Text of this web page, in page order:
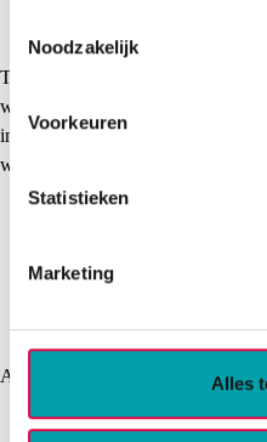
Noodzakelijk
Voorkeuren
Statistieken
Marketing
Alles
Thuiskompas is een
woningcorporaties en hun 11
inschrijven en reageren op alle
woningcorporaties.
Aanbod